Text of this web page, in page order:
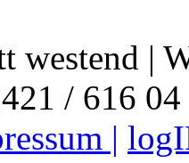
westend |
/ 616
|